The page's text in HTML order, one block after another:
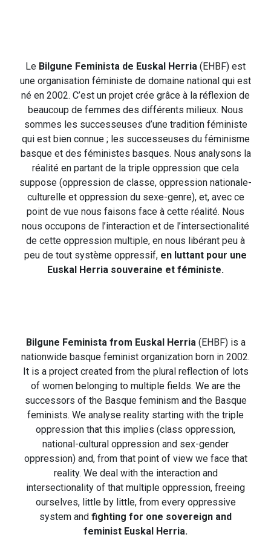
Le Bilgune Feminista de Euskal Herria (EHBF) est
une organisation féministe de domaine national qui est
né en 2002. C’est un projet crée grâce à la réflexion de
beaucoup de femmes des différents milieux. Nous
sommes les successeuses d’une tradition féministe
qui est bien connue ; les successeuses du féminisme
basque et des féministes basques. Nous analysons la
réalité en partant de la triple oppression que cela
suppose (oppression de classe, oppression nationale-
culturelle et oppression du sexe-genre), et, avec ce
point de vue nous faisons face à cette réalité. Nous
nous occupons de l’interaction et de l’intersectionalité
de cette oppression multiple, en nous libérant peu à
peu de tout système oppressif, en luttant pour une
Euskal Herria souveraine et féministe.
Bilgune Feminista from Euskal Herria (EHBF) is a
nationwide basque feminist organization born in 2002.
It is a project created from the plural reflection of lots
of women belonging to multiple fields. We are the
successors of the Basque feminism and the Basque
feminists. We analyse reality starting with the triple
oppression that this implies (class oppression,
national-cultural oppression and sex-gender
oppression) and, from that point of view we face that
reality. We deal with the interaction and
intersectionality of that multiple oppression, freeing
ourselves, little by little, from every oppressive
system and fighting for one sovereign and
feminist Euskal Herria.